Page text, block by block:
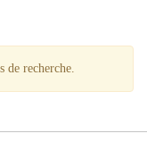
de recherche.